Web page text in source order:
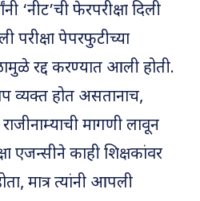
‘नीट’ची फेरपरीक्षा दिली
परीक्षा पेपरफुटीच्या
रद्द करण्यात आली होती.
व्यक्त होत असतानाच,
राजीनाम्याची मागणी लावून
एजन्सीने काही शिक्षकांवर
मात्र त्यांनी आपली